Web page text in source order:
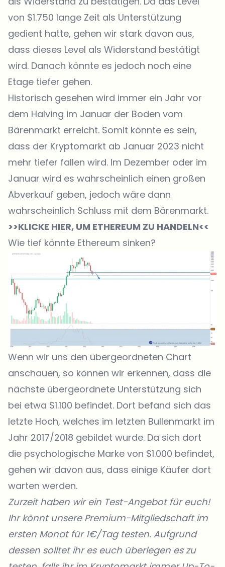
von $1.750 lange Zeit als Unterstützung
gedient hatte, gehen wir stark davon aus,
dass dieses Level als Widerstand bestätigt
wird. Danach könnte es jedoch noch eine
Etage tiefer gehen.
Historisch gesehen wird immer ein Jahr vor
dem Halving im Januar der Boden vom
Bärenmarkt erreicht. Somit könnte es sein,
dass der Kryptomarkt ab Januar 2023 nicht
mehr tiefer fallen wird. Im Dezember oder im
Januar wird es wahrscheinlich einen großen
Abverkauf geben, jedoch wäre dann
wahrscheinlich Schluss mit dem Bärenmarkt.
>>KLICKE HIER, UM ETHEREUM ZU HANDELN<<
Wie tief könnte Ethereum sinken?
Wenn wir uns den übergeordneten Chart
anschauen, so können wir erkennen, dass die
nächste übergeordnete Unterstützung sich
bei etwa $1.100 befindet. Dort befand sich das
letzte Hoch, welches im letzten Bullenmarkt im
Jahr 2017/2018 gebildet wurde. Da sich dort
die psychologische Marke von $1.000 befindet,
gehen wir davon aus, dass einige Käufer dort
warten werden.
Zurzeit haben wir ein Test-Angebot für euch!
Ihr könnt unsere Premium-Mitgliedschaft im
ersten Monat für 1€/Tag testen. Aufgrund
dessen solltet ihr es euch überlegen es zu